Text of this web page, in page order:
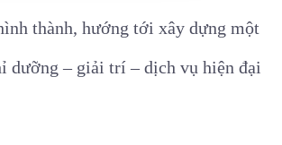
thành, hướng tới xây dựng một
dưỡng – giải trí – dịch vụ hiện đại